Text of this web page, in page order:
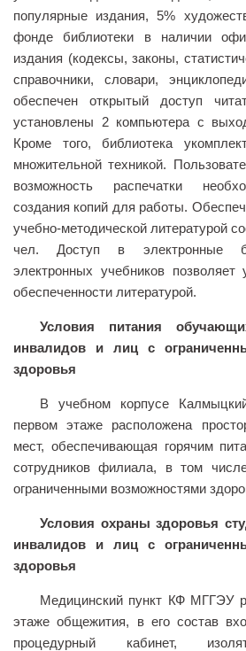
популярные издания, 5%
фонде библиотеки в наличии
издания (кодексы, законы,
справочники, словари,
обеспечен открытый доступ
установлены 2 компьютера с
Кроме того, библиотека
множительной техникой.
возможность распечатки
создания копий для работы.
учебно-методической литературой
чел. Доступ в электронные
электронных учебников позволяет
обеспеченности литературой.
Условия питания
инвалидов и лиц с
здоровья
В учебном корпусе
первом этаже расположена
мест, обеспечивающая горячим
сотрудников филиала, в том
ограниченными возможностями
Условия охраны здоровья
инвалидов и лиц с
здоровья
Медицинский пункт КФ МГГЭУ
этаже общежития, в его состав
процедурный кабинет,